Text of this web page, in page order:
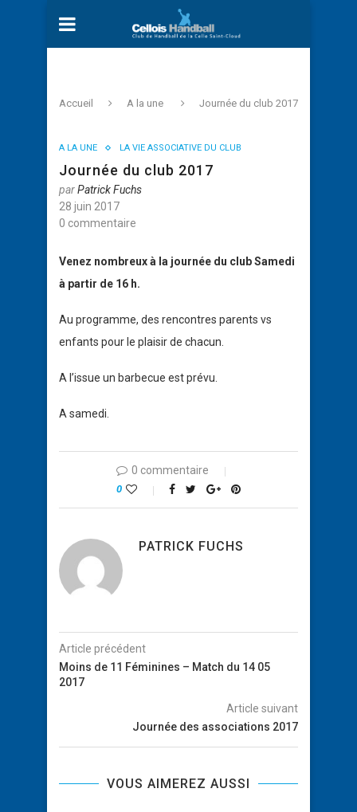
Accueil A la une Journée du club 2017
A LA UNE LA VIE ASSOCIATIVE DU CLUB
Journée du club 2017
parPatrick Fuchs
28 juin 2017
0 commentaire
Venez nombreux à la journée du club Samedi
à partir de 16 h.
Au programme, des rencontres parents vs
enfants pour le plaisir de chacun.
A l’issue un barbecue est prévu.
A samedi.
0 commentaire
0
PATRICK FUCHS
Article précédent
Moins de 11 Féminines – Match du 14 05
2017
Article suivant
Journée des associations 2017
VOUS AIMEREZ AUSSI